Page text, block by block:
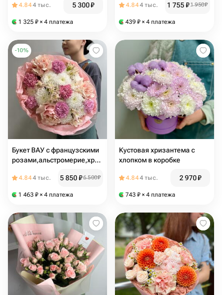
4.844 тыс. 5 300₽
1 325 ₽ × 4 платежа
4.844 тыс. 1 755₽1 950₽
439 ₽ × 4 платежа
-10%
Букет ВАУ с французскими
розами,альстромерие,хризантемой
4.844 тыс. 5 850₽6 500₽
1 463 ₽ × 4 платежа
Кустовая хризантема с
хлопком в коробке
4.844 тыс. 2 970₽
743 ₽ × 4 платежа